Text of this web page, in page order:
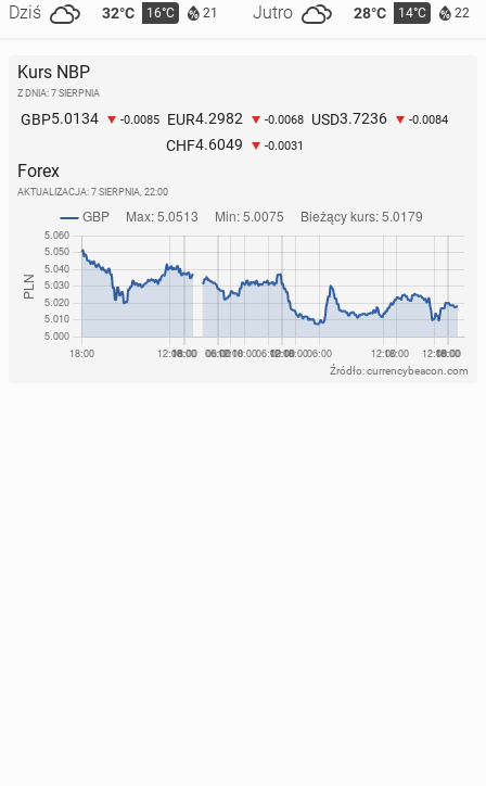
Dziś 32°C 16°C 21 Jutro 28°C 14°C 22
Kurs NBP
Z DNIA: 7 SIERPNIA
GBP5.0134 -0.0085 EUR4.2982 -0.0068 USD3.7236 -0.0084
CHF4.6049 -0.0031
Forex
AKTUALIZACJA: 7 SIERPNIA, 22:00
Źródło: currencybeacon.com